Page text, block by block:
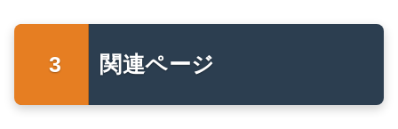
関連ページ